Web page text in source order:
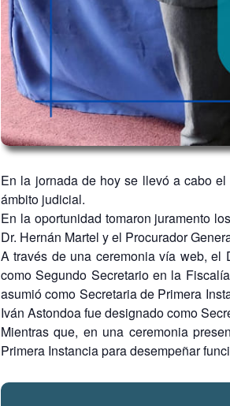
En la jornada de hoy se llevó a cabo
ámbito judicial.
En la oportunidad tomaron juramento
Dr. Hernán Martel y el Procurador
A través de una ceremonia vía web, el
como Segundo Secretario en la
asumió como Secretaria de Primera
Iván Astondoa fue designado como
Mientras que, en una ceremonia
Primera Instancia para desempeñar